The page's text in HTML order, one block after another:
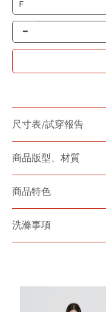
-
尺寸表/試穿報告
商品版型、材質
商品特色
洗滌事項